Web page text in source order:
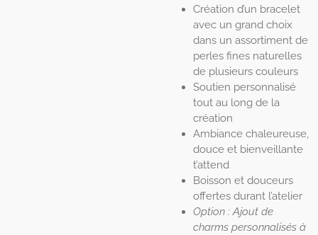
Création d’un bracelet
avec un grand choix
dans un assortiment de
perles fines naturelles
de plusieurs couleurs
Soutien personnalisé
tout au long de la
création
Ambiance chaleureuse,
douce et bienveillante
t’attend
Boisson et douceurs
offertes durant l’atelier
Option : Ajout de
charms personnalisés à